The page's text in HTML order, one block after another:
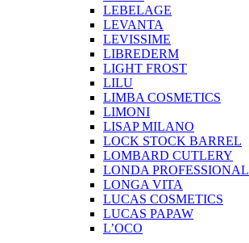
LEBELAGE
LEVANTA
LEVISSIME
LIBREDERM
LIGHT FROST
LILU
LIMBA COSMETICS
LIMONI
LISAP MILANO
LOCK STOCK BARREL
LOMBARD CUTLERY
LONDA PROFESSIONAL
LONGA VITA
LUCAS COSMETICS
LUCAS PAPAW
L’OCO